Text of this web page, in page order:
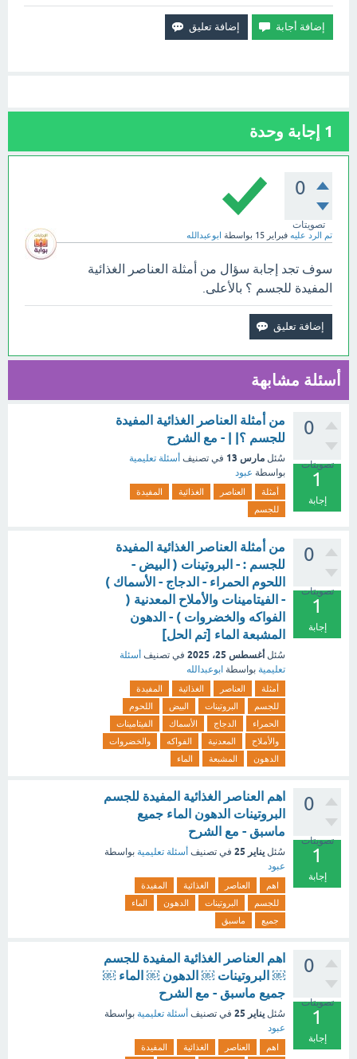
1 إجابة وحدة
0
تصويتات
تم الرد عليه فبراير 15 بواسطة ابوعبدالله
سوف تجد إجابة سؤال من أمثلة العناصر الغذائية
المفيدة للجسم ؟ بالأعلى.
أسئلة مشابهة
0
تصويتات
1
إجابة
من أمثلة العناصر الغذائية المفيدة
للجسم ؟| | - مع الشرح
سُئل مارس 13 في تصنيف أسئلة تعليمية
بواسطة عبود
أمثلة العناصر الغذائية
المفيدة
للجسم
0
تصويتات
1
إجابة
من أمثلة العناصر الغذائية المفيدة
للجسم : - البروتينات ( البيض -
اللحوم الحمراء - الدجاج - الأسماك )
- الفيتامينات والأملاح المعدنية (
الفواكه والخضروات ) - الدهون
المشبعة الماء [تم الحل]
سُئل أغسطس 25، 2025 في تصنيف أسئلة
تعليمية بواسطة ابوعبدالله
أمثلة العناصر الغذائية
المفيدة
للجسم
البروتينات البيض
اللحوم
الحمراء
الدجاج الأسماك
الفيتامينات
والأملاح
المعدنية الفواكه
والخضروات
الدهون
المشبعة الماء
0
تصويتات
1
إجابة
اهم العناصر الغذائية المفيدة للجسم
البروتينات الدهون الماء جميع
ماسبق - مع الشرح
سُئل يناير 25 في تصنيف أسئلة تعليمية بواسطة
عبود
اهم العناصر الغذائية
المفيدة
للجسم
البروتينات الدهون
الماء
جميع
ماسبق
0
تصويتات
1
إجابة
اهم العناصر الغذائية المفيدة للجسم
￼ البروتينات ￼ الدهون ￼ الماء ￼
جميع ماسبق - مع الشرح
سُئل يناير 25 في تصنيف أسئلة تعليمية بواسطة
عبود
اهم العناصر الغذائية
المفيدة